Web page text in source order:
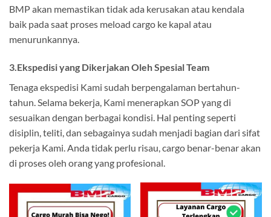
BMP akan memastikan tidak ada kerusakan atau kendala
baik pada saat proses meload cargo ke kapal atau
menurunkannya.
3.Ekspedisi yang Dikerjakan Oleh Spesial Team
Tenaga ekspedisi Kami sudah berpengalaman bertahun-
tahun. Selama bekerja, Kami menerapkan SOP yang di
sesuaikan dengan berbagai kondisi. Hal penting seperti
disiplin, teliti, dan sebagainya sudah menjadi bagian dari sifat
pekerja Kami. Anda tidak perlu risau, cargo benar-benar akan
di proses oleh orang yang profesional.